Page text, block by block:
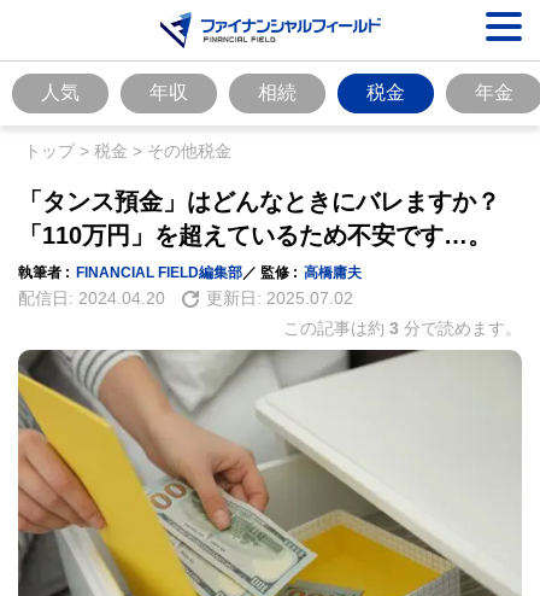
人気 年収 相続 税金 年金
トップ> 税金 > その他税金
「タンス預金」はどんなときにバレますか？
「110万円」を超えているため不安です…。
執筆者 : FINANCIAL FIELD編集部 ／ 監修 : 高橋庸夫
配信日: 2024.04.20 更新日: 2025.07.02
この記事は約 3 分で読めます。